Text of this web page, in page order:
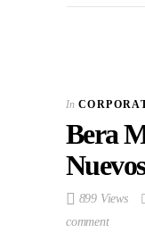
In
Bera
899 Views
comment